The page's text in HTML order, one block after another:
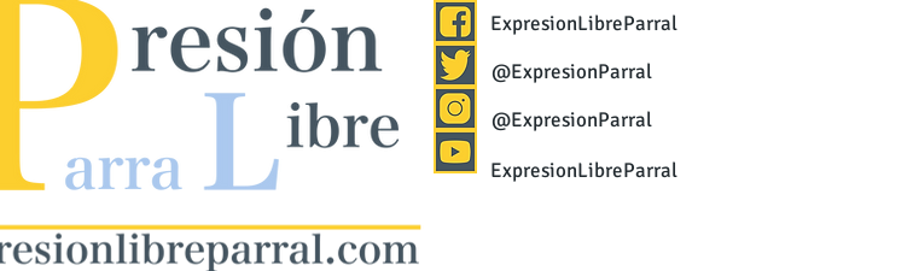
ExpresionLibreParral
@ExpresionParral
@ExpresionParral
ExpresionLibreParral